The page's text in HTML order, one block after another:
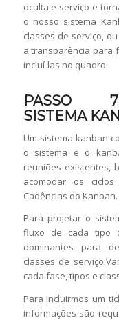
oculta e serviço e
o nosso sistema
classes de serviço,
a transparência para
incluí-las no quadro.
PASSO
SISTEMA
Um sistema kanban
o sistema e o
reuniões existentes,
acomodar os
Cadências do Kanban.
Para projetar o
fluxo de cada tipo
dominantes para
classes de
cada fase, tipos e
Para incluirmos um
informações são